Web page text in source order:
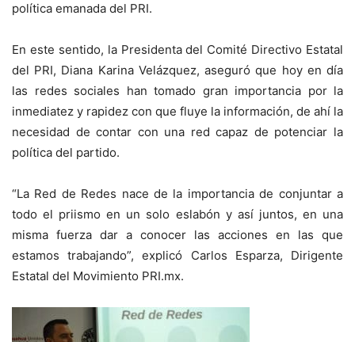
política emanada del PRI.
En este sentido, la Presidenta del Comité Directivo Estatal
del PRI, Diana Karina Velázquez, aseguró que hoy en día
las redes sociales han tomado gran importancia por la
inmediatez y rapidez con que fluye la información, de ahí la
necesidad de contar con una red capaz de potenciar la
política del partido.
“La Red de Redes nace de la importancia de conjuntar a
todo el priismo en un solo eslabón y así juntos, en una
misma fuerza dar a conocer las acciones en las que
estamos trabajando”, explicó Carlos Esparza, Dirigente
Estatal del Movimiento PRI.mx.